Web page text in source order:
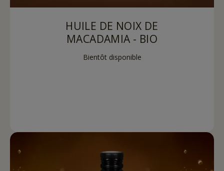
HUILE DE NOIX DE
MACADAMIA - BIO
Bientôt disponible